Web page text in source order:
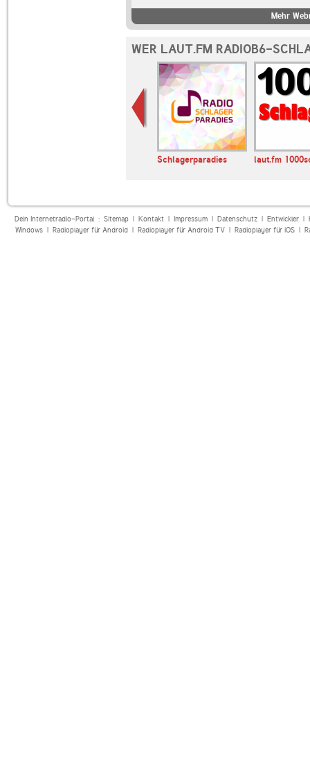
Mehr
WER LAUT.FM RADIOB6-
Schlagerparadies laut.fm
Dein Internetradio-Portal : Sitemap| Kontakt| Impressum| Datenschutz| Entwickler|
Windows| Radioplayer für Android| Radioplayer für Android TV| Radioplayer für iOS|